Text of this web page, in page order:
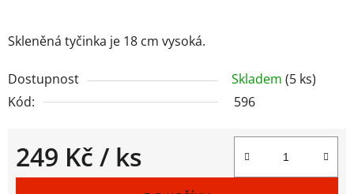
Skleněná tyčinka je 18 cm vysoká.
Dostupnost Skladem (5 ks)
Kód:
596
249 Kč / ks
Měrná cena: